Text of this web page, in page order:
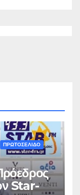
ΠΡΩΤΟΣΕΛΙΔΟ
Star-